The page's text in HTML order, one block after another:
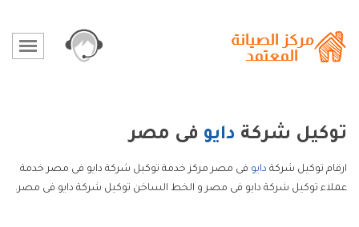
توكيل شركة دايو فى مصر
ارقام توكيل شركة دايو فى مصر مركز خدمة توكيل شركة دايو فى مصر خدمة
عملاء توكيل شركة دايو فى مصر و الخط الساخن توكيل شركة دايو فى مصر.